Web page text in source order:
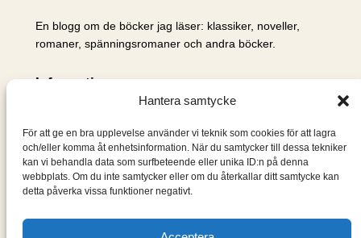
Hantera samtycke
För att ge en bra upplevelse använder vi teknik som cookies för att lagra
och/eller komma åt enhetsinformation. När du samtycker till dessa tekniker
kan vi behandla data som surfbeteende eller unika ID:n på denna
webbplats. Om du inte samtycker eller om du återkallar ditt samtycke kan
detta påverka vissa funktioner negativt.
En blogg om de böcker jag läser: klassiker, noveller,
romaner, spänningsromaner och andra böcker.
Information
Om mig & om bloggen
S
ö
k